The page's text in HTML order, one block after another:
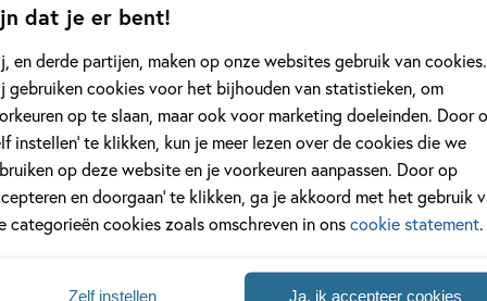
dat je er bent!
en derde partijen, maken op onze websites gebruik van cookies.
gebruiken cookies voor het bijhouden van statistieken, om
op te slaan, maar ook voor marketing doeleinden. Door
instellen’ te klikken, kun je meer lezen over de cookies die we
op deze website en je voorkeuren aanpassen. Door op
en doorgaan’ te klikken, ga je akkoord met het gebruik
categorieën cookies zoals omschreven in onscookie statement
Ja, ik accepteer cookies
Zelf instellen
beroemde boek
was als iedereen, ook de
toen ze het boek schreef,
op een onvolledig
barre tocht helemaal niet
afgelegd. Maar wat blijft
van haar boeken
en Engels, ze schreef 18
en jeugdboeken. Naast
Jenny
enkel kinderboek of nieuwtje meer
je in voor onze nieuwsbrief
elke twee weken nieuws, kinderboekentips en inspiratie!